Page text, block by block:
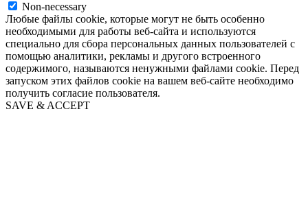
Non-necessary
Любые файлы cookie, которые могут не быть особенно
необходимыми для работы веб-сайта и используются
специально для сбора персональных данных пользователей с
помощью аналитики, рекламы и другого встроенного
содержимого, называются ненужными файлами cookie. Перед
запуском этих файлов cookie на вашем веб-сайте необходимо
получить согласие пользователя.
SAVE & ACCEPT